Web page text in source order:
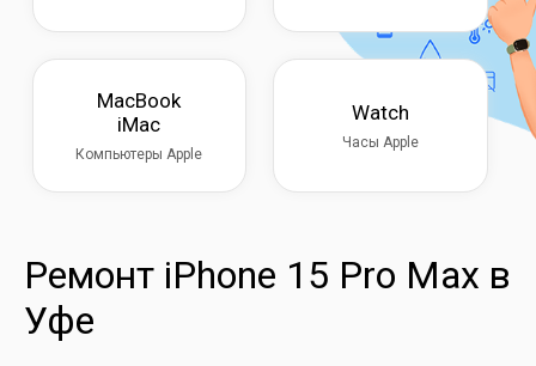
MacBook
iMac
Компьютеры Apple
Watch
Часы Apple
Ремонт iPhone 15 Pro Max в
Уфе